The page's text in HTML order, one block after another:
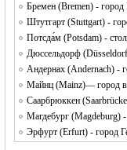
Бремен (Bremen) - город
Штутгарт (Stuttgart) -
Потсда́м (Potsdam) -
Дюссельдорф
Андернах (Andernach) -
Майнц (Mainz)— город
Саарбрюккен
Магдебург (Magdeburg)
Эрфурт (Erfurt) - город